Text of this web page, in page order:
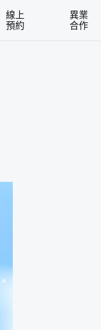
線上
預約
異業
合作